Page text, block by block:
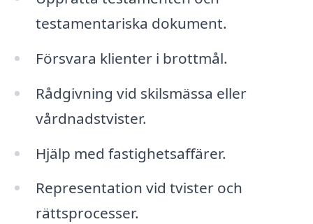
testamentariska dokument.
Försvara klienter i brottmål.
Rådgivning vid skilsmässa eller
vårdnadstvister.
Hjälp med fastighetsaffärer.
Representation vid tvister och
rättsprocesser.